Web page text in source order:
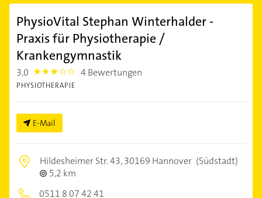
PhysioVital Stephan Winterhalder -
Praxis für Physiotherapie /
Krankengymnastik
3,0 3.0 4 Bewertungen
PHYSIOTHERAPIE
E-Mail
Hildesheimer Str. 43,30169 Hannover (Südstadt)
5,2 km
0511 8 07 42 41